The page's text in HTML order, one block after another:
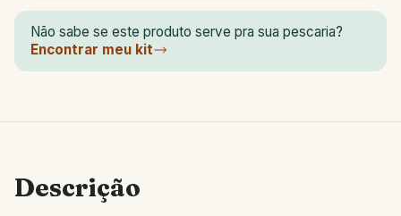
Não sabe se este produto serve pra sua pescaria?
Encontrar meu kit
Descrição